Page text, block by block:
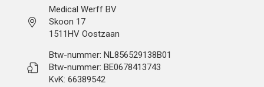
Medical Werff BV
Skoon 17
1511HV Oostzaan
Btw-nummer: NL856529138B01
Btw-nummer: BE0678413743
KvK: 66389542